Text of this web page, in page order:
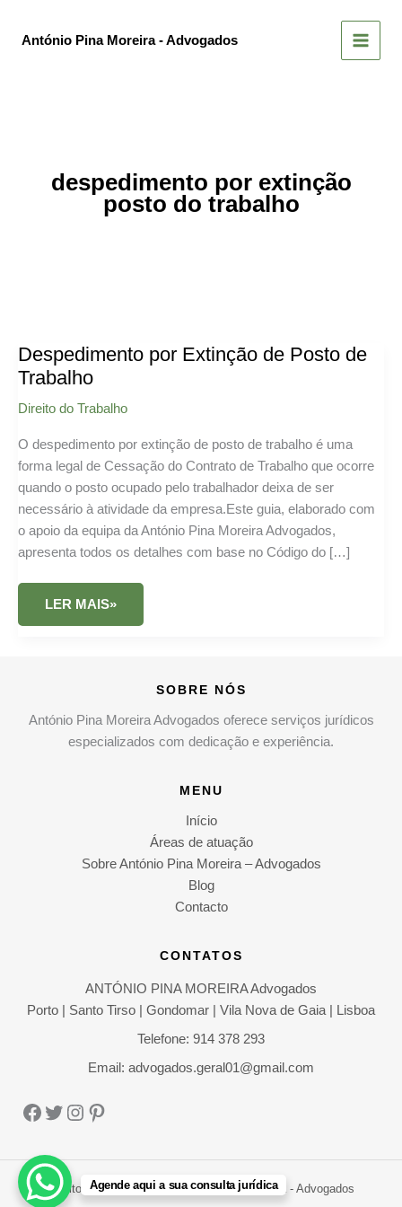
António Pina Moreira - Advogados
despedimento por extinção
posto do trabalho
Despedimento por Extinção de Posto de
Trabalho
Direito do Trabalho
O despedimento por extinção de posto de trabalho é uma
forma legal de Cessação do Contrato de Trabalho que ocorre
quando o posto ocupado pelo trabalhador deixa de ser
necessário à atividade da empresa.Este guia, elaborado com
o apoio da equipa da António Pina Moreira Advogados,
apresenta todos os detalhes com base no Código do […]
DESPEDIMENTO
EXTINÇÃO
LER MAIS»
SOBRE NÓS
António Pina Moreira Advogados oferece serviços jurídicos
especializados com dedicação e experiência.
MENU
Início
Áreas de atuação
Sobre António Pina Moreira – Advogados
Blog
Contacto
CONTATOS
ANTÓNIO PINA MOREIRA Advogados
Porto | Santo Tirso | Gondomar | Vila Nova de Gaia | Lisboa
Telefone: 914 378 293
Email: advogados.geral01@gmail.com
Facebook
Twitter
Instagram
Pinterest
Direitos Autorais © 2026 António Pina Moreira - Advogados
Agende aqui a sua consulta jurídica